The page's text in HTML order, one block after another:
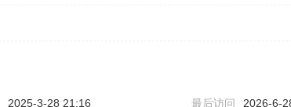
2025-3-28 21:16 最后访问 2026-6-